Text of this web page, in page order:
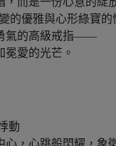
的優雅與心形綠寶
氣的高級戒指——
冕愛的光芒。
動
心，心跳般閃耀，象